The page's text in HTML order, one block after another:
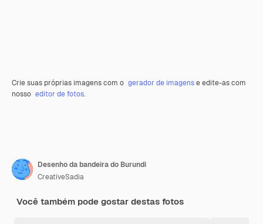
Crie suas próprias imagens com o gerador de imagense edite-as com
nosso editor de fotos.
Desenho da bandeira do Burundi
CreativeSadia
Você também pode gostar destas fotos